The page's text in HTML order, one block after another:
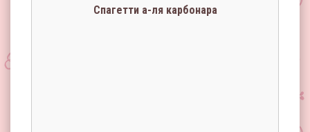
Спагетти а-ля карбонара